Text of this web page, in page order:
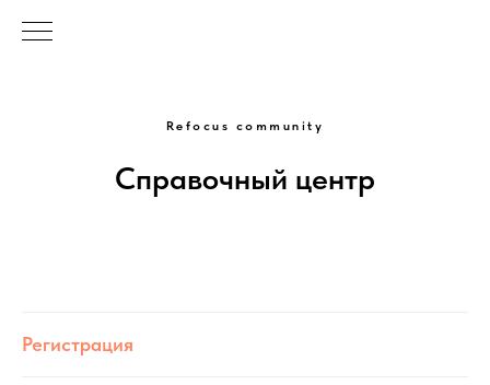
Refocus community
Справочный центр
Регистрация